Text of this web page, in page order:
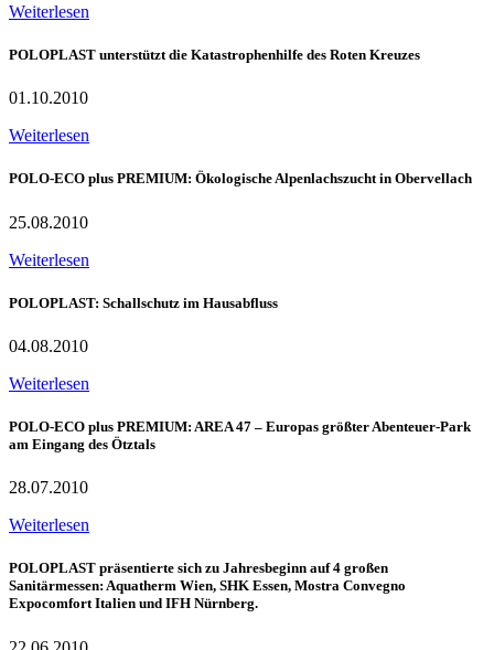
Weiterlesen
POLOPLAST unterstützt die Katastrophenhilfe des Roten Kreuzes
01.10.2010
Weiterlesen
POLO-ECO plus PREMIUM: Ökologische Alpenlachszucht in Obervellach
25.08.2010
Weiterlesen
POLOPLAST: Schallschutz im Hausabfluss
04.08.2010
Weiterlesen
POLO-ECO plus PREMIUM: AREA 47 – Europas größter Abenteuer-Park
am Eingang des Ötztals
28.07.2010
Weiterlesen
POLOPLAST präsentierte sich zu Jahresbeginn auf 4 großen
Sanitärmessen: Aquatherm Wien, SHK Essen, Mostra Convegno
Expocomfort Italien und IFH Nürnberg.